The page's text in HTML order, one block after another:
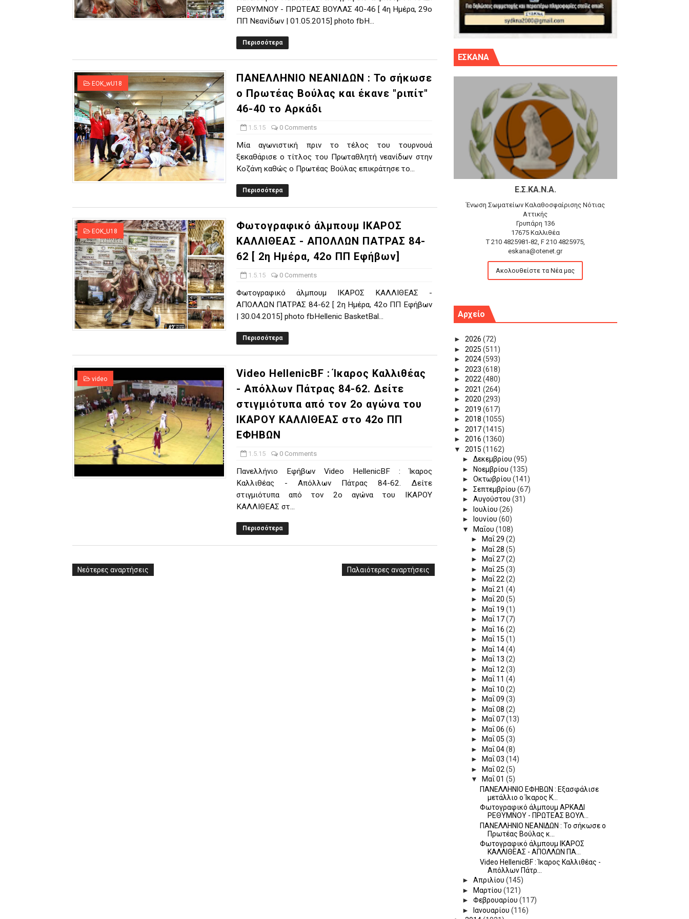
ΧΡΟΝΙΑ ΠΟΛΛΑ ΣΤΟ ΕΛΛΗΝΙΚΟ ΜΠΑΣΚΕΤ : 39Η ΕΠΕΤΕΙΟΣ ΑΠΟ ΤΟ ΕΠΟΣ ΤΟΥ 1987
Ο δρόμος για τον 29ο τελικό κυπέλλου ανδρών ΕΣΚΑΝΑ Μανδραϊκός Προοδευτική στο νέο κλ. Αγίου Δημητρίου την Κυριακή 14.6.26
U21: Τεράστια πρόκριση για τον Πανελευσινιακό στον τελικό αύριο με Αρετσού (το video του αγώνα)
Γ΄ανδρών play offs : "Σκληρό" καρύδι η Φιλία Περάματος έφερε την σειρά στα ίσια (1-1) νίκησε τον Προφήτη Ηλία 78-74 στα Καμίνια
Play off B εφήβων Β φάση Στο f4 ΑΕ Ρέντη, Πέρα , Ερμής Αργυρ. και Δραπετσώνα
ΡΕΘΥΜΝΟΥ - ΠΡΩΤΕΑΣ ΒΟΥΛΑΣ 40-46 [ 4η Ημέρα, 29ο
ΠΠ Νεανίδων | 01.05.2015] photo fbH...
Περισσότερα
EOK_wU18
ΠΑΝΕΛΛΗΝΙΟ ΝΕΑΝΙΔΩΝ : To σήκωσε
ο Πρωτέας Βούλας και έκανε "ριπίτ"
46-40 το Αρκάδι
1.5.15 0 Comments
Μία αγωνιστική πριν το τέλος του τουρνουά
ξεκαθάρισε ο τίτλος του Πρωταθλητή νεανίδων στην
Κοζάνη καθώς ο Πρωτέας Βούλας επικράτησε το...
Περισσότερα
EOK_U18
Φωτογραφικό άλμπουμ ΙΚΑΡΟΣ
ΚΑΛΛΙΘΕΑΣ - ΑΠΟΛΛΩΝ ΠΑΤΡΑΣ 84-
62 [ 2η Ημέρα, 42ο ΠΠ Εφήβων]
1.5.15 0 Comments
Φωτογραφικό άλμπουμ ΙΚΑΡΟΣ ΚΑΛΛΙΘΕΑΣ -
ΑΠΟΛΛΩΝ ΠΑΤΡΑΣ 84-62 [ 2η Ημέρα, 42ο ΠΠ Εφήβων
| 30.04.2015] photo fbHellenic BasketBal...
Περισσότερα
video
Video HellenicBF : Ίκαρος Καλλιθέας
- Απόλλων Πάτρας 84-62. Δείτε
στιγμιότυπα από τον 2ο αγώνα του
ΙΚΑΡΟΥ ΚΑΛΛΙΘΕΑΣ στο 42ο ΠΠ
ΕΦΗΒΩΝ
1.5.15 0 Comments
Πανελλήνιο Εφήβων Video HellenicBF : Ίκαρος
Καλλιθέας - Απόλλων Πάτρας 84-62. Δείτε
στιγμιότυπα από τον 2ο αγώνα του ΙΚΑΡΟΥ
ΚΑΛΛΙΘΕΑΣ στ...
Περισσότερα
Νεότερες αναρτήσεις Παλαιότερες αναρτήσεις
ΕΣΚΑΝΑ
Ε.Σ.ΚΑ.Ν.Α.
Ένωση Σωματείων Καλαθοσφαίρισης Νότιας
Αττικής
Γρυπάρη 136
17675 Καλλιθέα
T 210 4825981-82, F 210 4825975,
eskana@otenet.gr
Ακολουθείστε τα Νέα μας
Αρχείο
► 2026 (72)
► 2025 (511)
► 2024(593)
► 2023 (618)
► 2022(480)
► 2021 (264)
► 2020 (293)
► 2019 (617)
► 2018 (1055)
► 2017(1415)
► 2016 (1360)
▼ 2015 (1162)
►Δεκεμβρίου(95)
► Νοεμβρίου(135)
►Οκτωβρίου(141)
►Σεπτεμβρίου(67)
►Αυγούστου(31)
►
Ιουλίου(26)
►
Ιουνίου(60)
▼ Μαΐου(108)
►
Μαΐ 29(2)
►
Μαΐ 28(5)
►
Μαΐ 27(2)
►
Μαΐ 25(3)
►
Μαΐ 22(2)
►
Μαΐ 21(4)
►
Μαΐ 20(5)
►
Μαΐ 19(1)
►
Μαΐ 17(7)
►
Μαΐ 16(2)
►
Μαΐ 15(1)
►
Μαΐ 14(4)
►
Μαΐ 13(2)
►
Μαΐ 12(3)
►
Μαΐ 11(4)
►
Μαΐ 10(2)
►
Μαΐ 09(3)
►
Μαΐ 08(2)
►
Μαΐ 07(13)
►
Μαΐ 06(6)
►
Μαΐ 05(3)
►
Μαΐ 04(8)
►
Μαΐ 03(14)
►
Μαΐ 02(5)
▼
Μαΐ 01(5)
ΠΑΝΕΛΛΗΝΙΟ ΕΦΗΒΩΝ : Εξασφάλισε
μετάλλιο ο Ίκαρος Κ...
Φωτογραφικό άλμπουμ ΑΡΚΑΔΙ
ΡΕΘΥΜΝΟΥ - ΠΡΩΤΕΑΣ ΒΟΥΛ...
ΠΑΝΕΛΛΗΝΙΟ ΝΕΑΝΙΔΩΝ : To σήκωσε ο
Πρωτέας Βούλας κ...
Φωτογραφικό άλμπουμ ΙΚΑΡΟΣ
ΚΑΛΛΙΘΕΑΣ - ΑΠΟΛΛΩΝ ΠΑ...
Video HellenicBF : Ίκαρος Καλλιθέας -
Απόλλων Πάτρ...
►Απριλίου(145)
► Μαρτίου(121)
►Φεβρουαρίου(117)
►
Ιανουαρίου(116)